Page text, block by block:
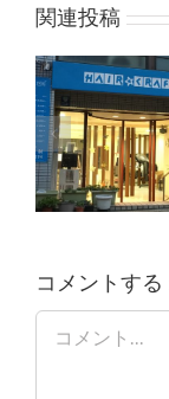
関連投稿
コメントする
Comment